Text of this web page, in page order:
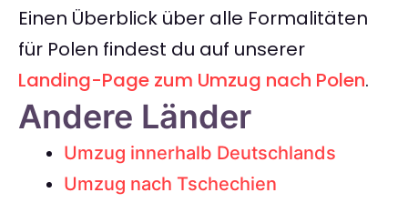
Einen Überblick über alle Formalitäten
für Polen findest du auf unserer
Landing-Page zum Umzug nach Polen.
Andere Länder
Umzug innerhalb Deutschlands
Umzug nach Tschechien